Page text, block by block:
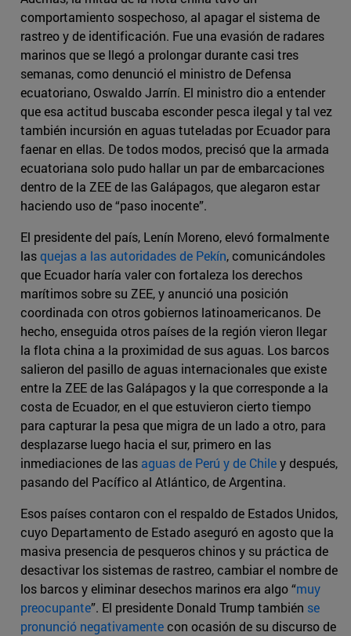
comportamiento sospechoso, al apagar el sistema de
rastreo y de identificación. Fue una evasión de radares
marinos que se llegó a prolongar durante casi tres
semanas, como denunció el ministro de Defensa
ecuatoriano, Oswaldo Jarrín. El ministro dio a entender
que esa actitud buscaba esconder pesca ilegal y tal vez
también incursión en aguas tuteladas por Ecuador para
faenar en ellas. De todos modos, precisó que la armada
ecuatoriana solo pudo hallar un par de embarcaciones
dentro de la ZEE de las Galápagos, que alegaron estar
haciendo uso de “paso inocente”.
El presidente del país, Lenín Moreno, elevó formalmente
lasquejas a las autoridades de Pekín, comunicándoles
que Ecuador haría valer con fortaleza los derechos
marítimos sobre su ZEE, y anunció una posición
coordinada con otros gobiernos latinoamericanos. De
hecho, enseguida otros países de la región vieron llegar
la flota china a la proximidad de sus aguas. Los barcos
salieron del pasillo de aguas internacionales que existe
entre la ZEE de las Galápagos y la que corresponde a la
costa de Ecuador, en el que estuvieron cierto tiempo
para capturar la pesa que migra de un lado a otro, para
desplazarse luego hacia el sur, primero en las
inmediaciones de las aguas de Perú y de Chiley después,
pasando del Pacífico al Atlántico, de Argentina.
Esos países contaron con el respaldo de Estados Unidos,
cuyo Departamento de Estado aseguró en agosto que la
masiva presencia de pesqueros chinos y su práctica de
desactivar los sistemas de rastreo, cambiar el nombre de
los barcos y eliminar desechos marinos era algo “muy
preocupante”. El presidente Donald Trump también se
pronunció negativamentecon ocasión de su discurso de